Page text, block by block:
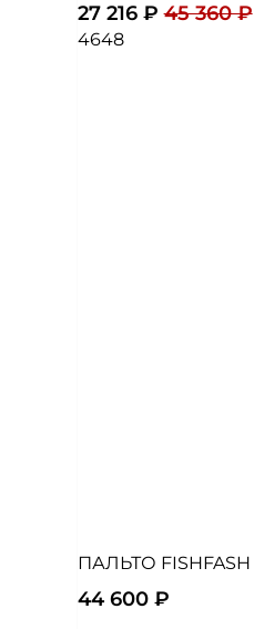
27 216 ₽ 45 360 ₽
4648
ПАЛЬТО FISHFASH
44 600 ₽